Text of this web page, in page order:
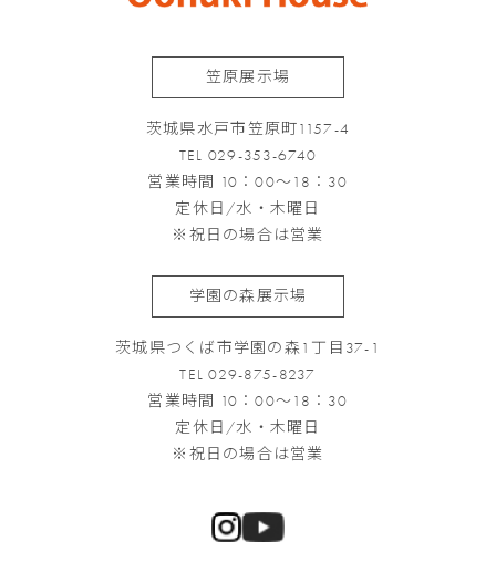
笠原展示場
茨城県水戸市笠原町1157-4
TEL 029-353-6740
営業時間 10：00～18：30
定休日/水・木曜日
※祝日の場合は営業
学園の森展示場
茨城県つくば市学園の森1丁目37-1
TEL 029-875-8237
営業時間 10：00～18：30
定休日/水・木曜日
※祝日の場合は営業